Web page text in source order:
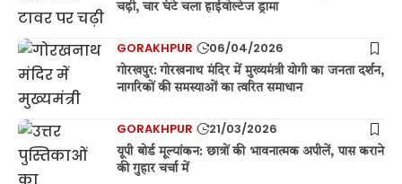
चढ़ी, चार घंटे चला हाईवोल्टेज ड्रामा
GORAKHPUR 06/04/2026
गोरखपुर: गोरखनाथ मंदिर में मुख्यमंत्री योगी का जनता दर्शन,
नागरिकों की समस्याओं का त्वरित समाधान
GORAKHPUR 21/03/2026
यूपी बोर्ड मूल्यांकन: छात्रों की भावनात्मक अपीलें, पास कराने
की गुहार चर्चा में